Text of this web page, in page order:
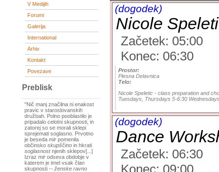
V Medijih
Forumi
Galerija
International
Arhiv
Kontakt
Povezave
Preblisk
"Nič manj značilna ni enakost
pravic v staroslovanskih
družbah. Polno pooblastilo je
pripadalo celotni skupnosti, in
zatorej so se morali sklepi
sprejemati soglasno. Prvotno
je beseda mir pomenila
občinsko skupščino in hkrati
soglasnostnjenih sklepov[...]
Izraz mir odseva obdobje v
katerem je imel vsak član
skupnosti -- ženske ravno
(dogodek)
Nicole
Začetek: 05:00
Konec: 06:30
Prostor:
Plesna Delavnica
Telo:
Nicole Speletic - class preparation and
Tuesdays, Thursdays 5-6:30
(dogodek)
Dance
Začetek: 06:30
Konec: 09:00